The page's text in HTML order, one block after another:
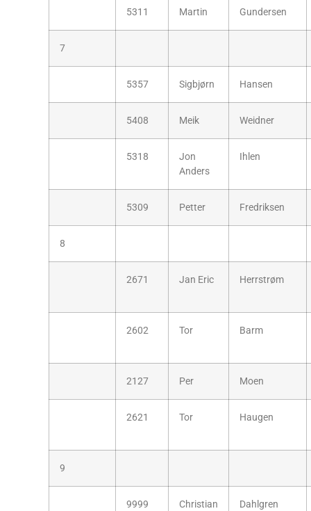
5311 Martin Gundersen
7
5357 Sigbjørn Hansen
5408 Meik Weidner
5318
Jon
Anders
Ihlen
5309 Petter Fredriksen
8
2671 Jan Eric Herrstrøm
2602 Tor Barm
2127 Per Moen
2621 Tor Haugen
9
9999 Christian Dahlgren